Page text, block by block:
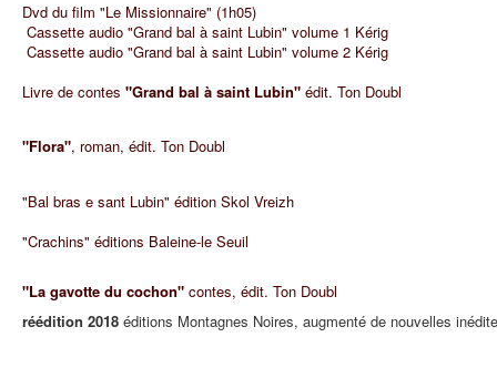
Dvd du film "Le Missionnaire" (1h05)
Cassette audio "Grand bal à saint Lubin" volume 1 Kérig
Cassette audio "Grand bal à saint Lubin" volume 2 Kérig
Livre de contes "Grand bal à saint Lubin" édit. Ton Doubl
"Flora", roman, édit. Ton Doubl
"Bal bras e sant Lubin" édition Skol Vreizh
"Crachins" éditions Baleine-le Seuil
"La gavotte du cochon" contes, édit. Ton Doubl
réédition 2018 éditions Montagnes Noires, augmenté de nouvelles